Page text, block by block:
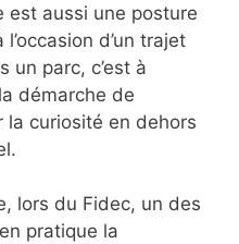
aussi une posture
d’un trajet
un parc, c’est à
démarche de
curiosité en dehors
lors du Fidec, un des
pratique la